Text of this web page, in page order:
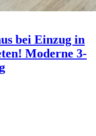
bei Einzug in
Moderne 3-